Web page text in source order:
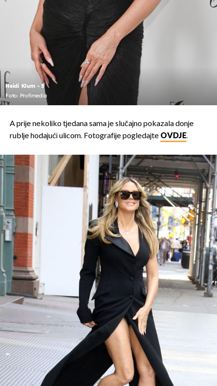
Heidi Klum - 5
Foto: Profimedia
A prije nekoliko tjedana sama je slučajno pokazala donje
rublje hodajući ulicom. Fotografije pogledajte OVDJE.